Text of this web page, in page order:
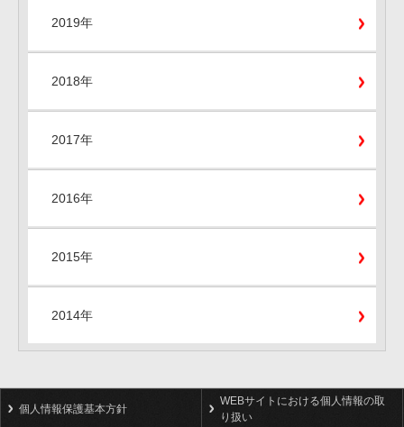
2019年
2018年
2017年
2016年
2015年
2014年
個人情報保護基本方針
WEBサイトにおける個人情報の取
り扱い